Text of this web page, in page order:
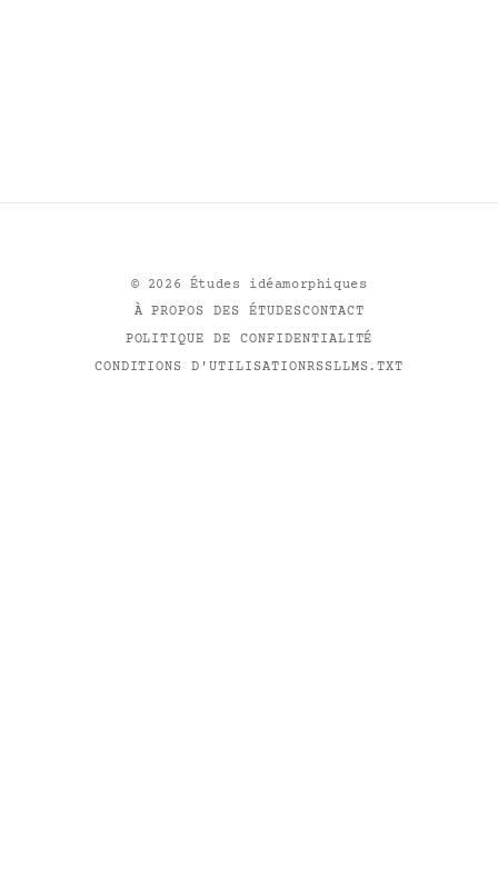
© 2026 Études idéamorphiques
À PROPOS DES ÉTUDESCONTACT
POLITIQUE DE CONFIDENTIALITÉ
CONDITIONS D'UTILISATIONRSSLLMS.TXT